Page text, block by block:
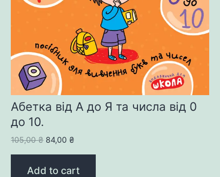
Абетка від А до Я та числа від 0
до 10.
105,00₴ Original
price
was:
84,00₴Current
price
is:
Add to cart